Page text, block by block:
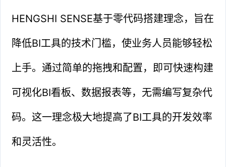
HENGSHI SENSE基于零代码搭建理念，旨在
降低BI工具的技术门槛，使业务人员能够轻松
上手。通过简单的拖拽和配置，即可快速构建
可视化BI看板、数据报表等，无需编写复杂代
码。这一理念极大地提高了BI工具的开发效率
和灵活性。